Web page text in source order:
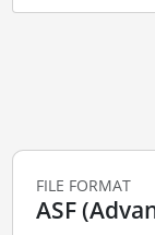
FILE FORMAT
ASF